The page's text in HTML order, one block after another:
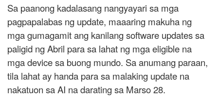
Sa paanong kadalasang nangyayari sa mga
pagpapalabas ng update, maaaring makuha ng
mga gumagamit ang kanilang software updates sa
paligid ng Abril para sa lahat ng mga eligible na
mga device sa buong mundo. Sa anumang paraan,
tila lahat ay handa para sa malaking update na
nakatuon sa AI na darating sa Marso 28.